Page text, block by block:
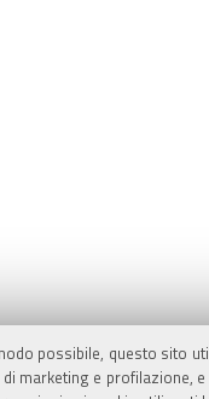
possibile, questo sito
marketing e